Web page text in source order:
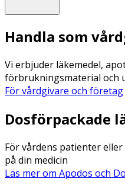
Handla som
Vi erbjuder läkemedel,
förbrukningsmaterial och
För vårdgivare och företag
Dosförpackade
För vårdens patienter
på din medicin
Läs mer om Apodos och